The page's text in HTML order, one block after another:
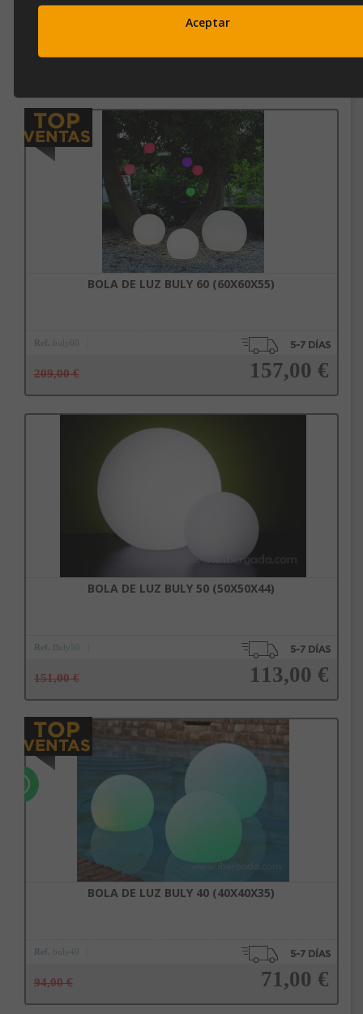
27cm x 30cm x 30cm (Alto x Ancho x Fondo)
BOLA DE LUZ BULY 60 (60X60X55)
Ref. buly60
209,00 € 157,00 €
Añadir a la cesta
BOLA DE LUZ BULY 50 (50X50X44)
Ref. Buly50
151,00 € 113,00 €
Añadir a la cesta
BOLA DE LUZ BULY 40 (40X40X35)
Ref. buly40
94,00 € 71,00 €
Subscríbete a nuestra newsletter
y disfruta de un 10% de
descuento en tu primera compra.
Entérate antes que nadie de nuestras novedades y promociones
Al unirte expresas tu consentimiento para recibir comunicaciones comerciales de
IBERGADA. Puedes cancelar tu suscripción en cualquier momento. Consulta nuestra
Política de Privacidad para más información.
Aceptar